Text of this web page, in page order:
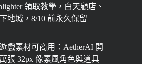
領取教學，白天顧店、
地城，8/10 前永久保留
戲素材可商用：AetherAI 開
張 32px 像素風角色與道具